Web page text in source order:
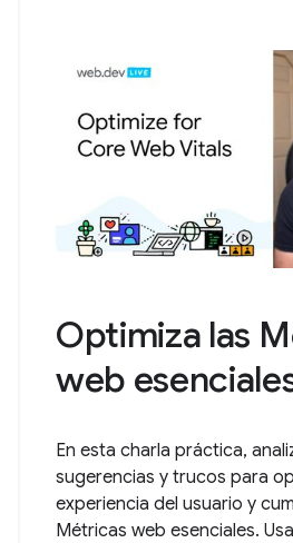
Optimiza las
web
En esta charla práctica,
sugerencias y trucos para
experiencia del usuario y
Métricas web esenciales.